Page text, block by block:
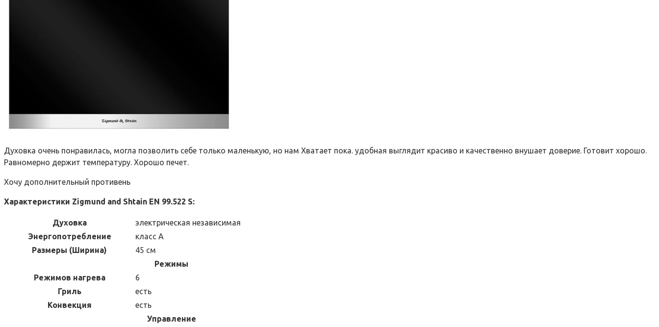
Духовка очень понравилась, могла позволить себе только маленькую, но нам Хватает пока. удобная выглядит красиво и качественно внушает доверие. Готовит хорошо.
Равномерно держит температуру. Хорошо печет.
Хочу дополнительный противень
Характеристики Zigmund and Shtain EN 99.522 S:
Духовка
электрическая независимая
Энергопотребление
класс А
Размеры (Ширина)
45 см
Режимы
Режимов нагрева
6
Гриль
есть
Конвекция
есть
Управление